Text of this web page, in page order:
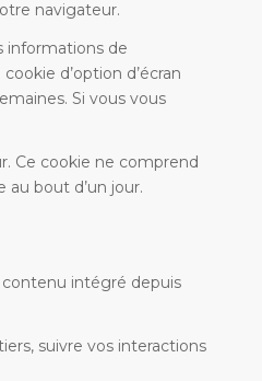
navigateur.
informations de
d’option d’écran
Si vous vous
Ce cookie ne comprend
bout d’un jour.
contenu intégré depuis
suivre vos interactions